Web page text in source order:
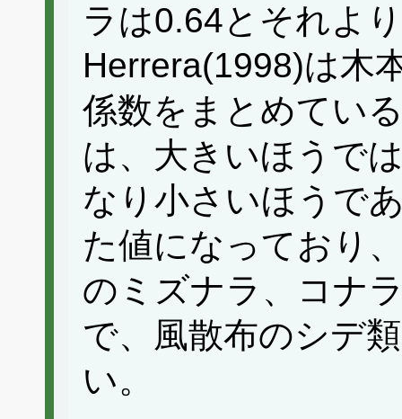
ラは0.64とそれよ
Herrera(1998)は木
係数をまとめてい
は、大きいほうで
なり小さいほうで
た値になっており
のミズナラ、コナ
で、風散布のシデ
い。